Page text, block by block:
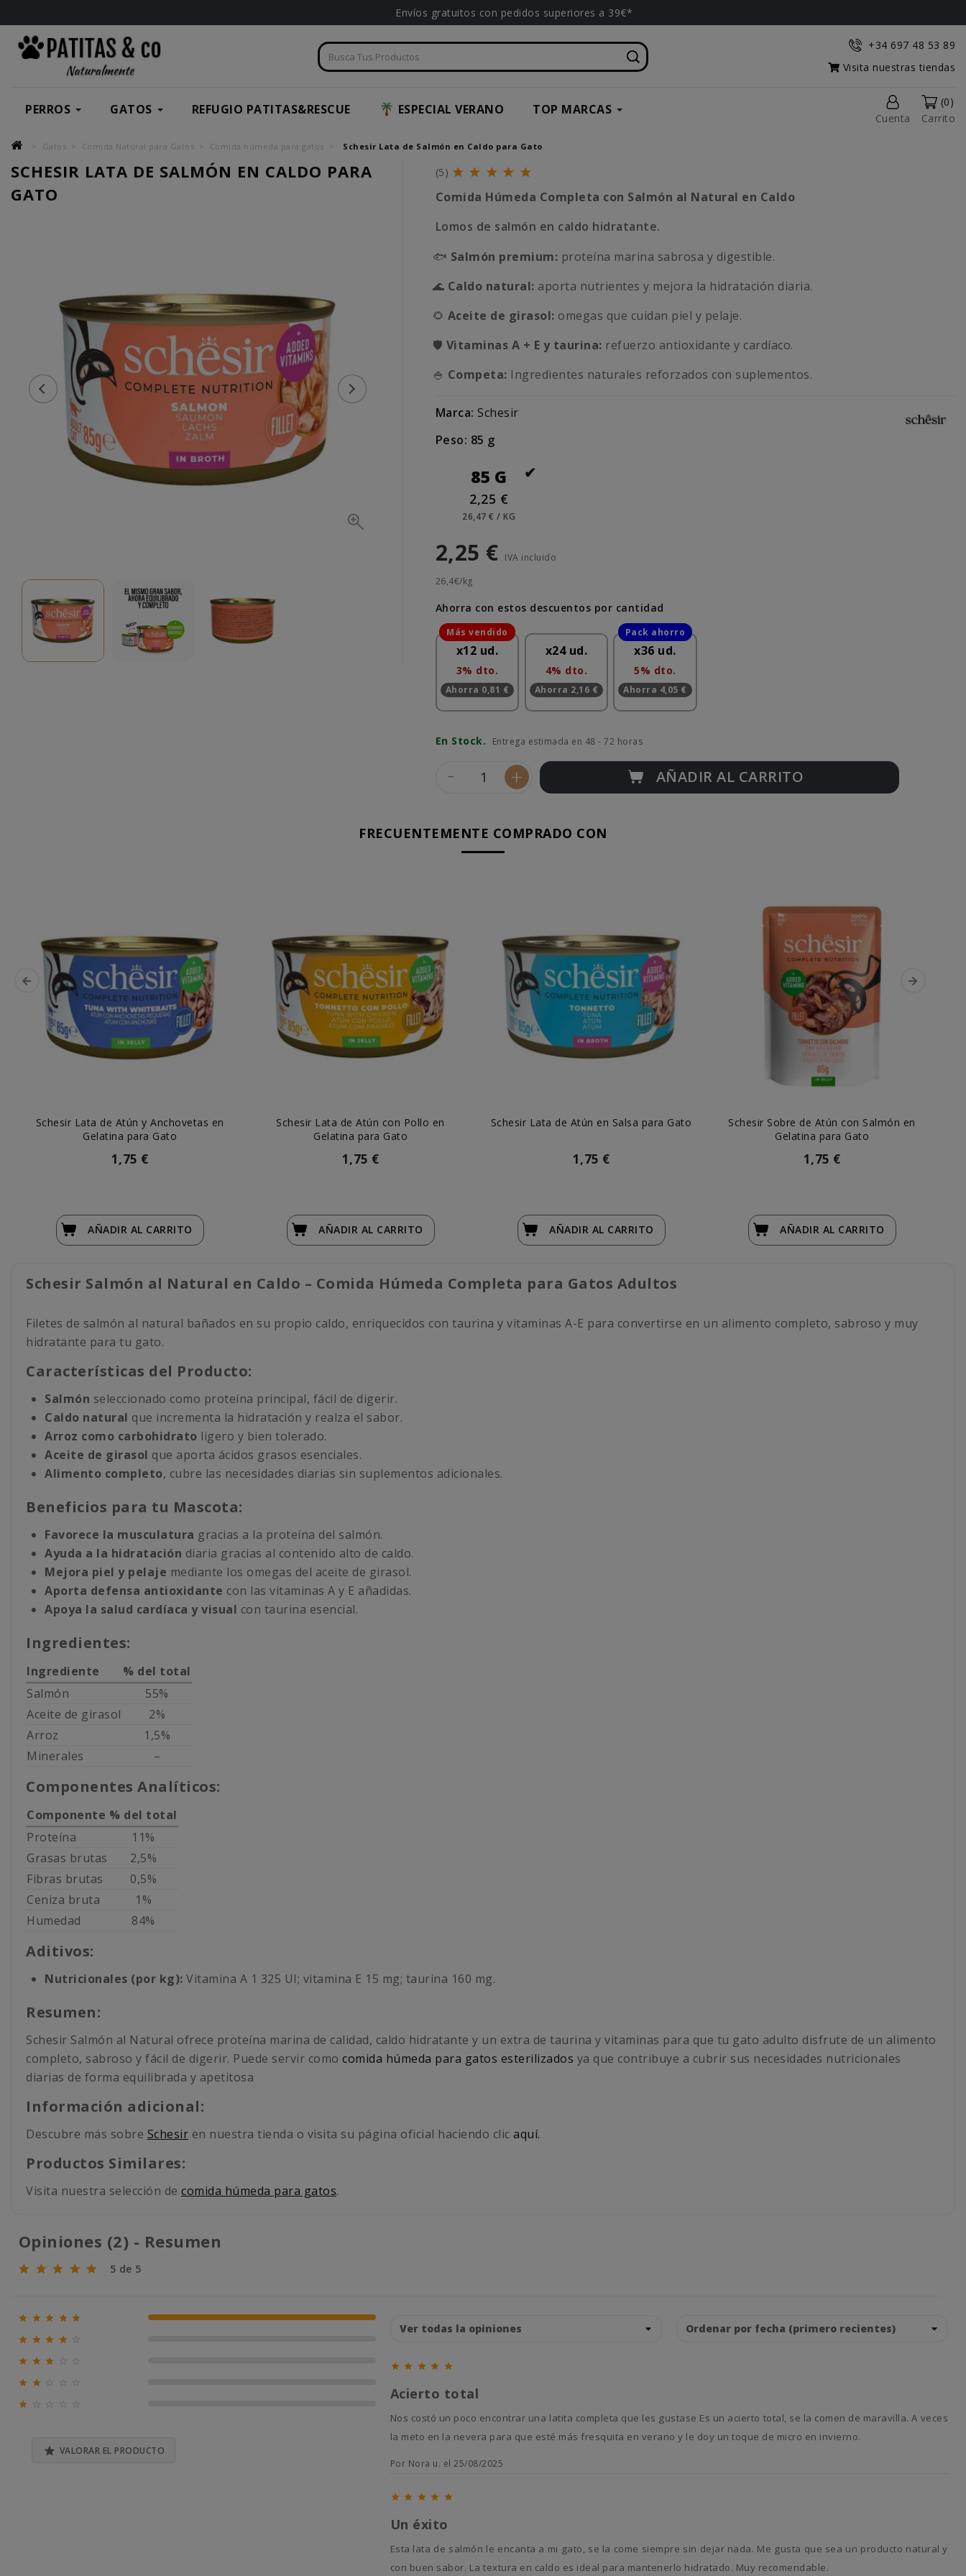
Envíos gratuitos con pedidos superiores a 39€*
+34 697 48 53 89
Visita nuestras tiendas
PERROS GATOS REFUGIO PATITAS&RESCUE ESPECIAL VERANO TOP MARCAS
Cuenta
(0)
Carrito
Gatos Comida Natural para Gatos Comida húmeda para gatos Schesir Lata de Salmón en Caldo para Gato
SCHESIR LATA DE SALMÓN EN CALDO PARA
GATO
(5)
Comida Húmeda Completa con Salmón al Natural en Caldo
Lomos de salmón en caldo hidratante.
🐟 Salmón premium: proteína marina sabrosa y digestible.
🌊 Caldo natural: aporta nutrientes y mejora la hidratación diaria.
🌻 Aceite de girasol: omegas que cuidan piel y pelaje.
🛡 Vitaminas A + E y taurina: refuerzo antioxidante y cardíaco.
🍚 Competa: Ingredientes naturales reforzados con suplementos.
Marca: Schesir
Peso: 85 g
85 G
2,25 €
26,47 € / KG
2,25 € IVA incluido
26,4€/kg
Ahorra con estos descuentos por cantidad
x12 ud.
3% dto.
Ahorra 0,81 €
x24 ud.
4% dto.
Ahorra 2,16 €
x36 ud.
5% dto.
Ahorra 4,05 €
En Stock. Entrega estimada en 48 - 72 horas
- + AÑADIR AL CARRITO
FRECUENTEMENTE COMPRADO CON
Schesir Lata de Atún y Anchovetas en
Gelatina para Gato
1,75 €
AÑADIR AL CARRITO
Schesir Lata de Atún con Pollo en
Gelatina para Gato
1,75 €
AÑADIR AL CARRITO
Schesir Lata de Atún en Salsa para Gato
1,75 €
AÑADIR AL CARRITO
Schesir Sobre de Atún con Salmón en
Gelatina para Gato
1,75 €
AÑADIR AL CARRITO
Schesir Salmón al Natural en Caldo – Comida Húmeda Completa para Gatos Adultos
Filetes de salmón al natural bañados en su propio caldo, enriquecidos con taurina y vitaminas A-E para convertirse en un alimento completo, sabroso y muy
hidratante para tu gato.
Características del Producto:
Salmón seleccionado como proteína principal, fácil de digerir.
Caldo natural que incrementa la hidratación y realza el sabor.
Arroz como carbohidrato ligero y bien tolerado.
Aceite de girasol que aporta ácidos grasos esenciales.
Alimento completo, cubre las necesidades diarias sin suplementos adicionales.
Beneficios para tu Mascota:
Favorece la musculatura gracias a la proteína del salmón.
Ayuda a la hidratación diaria gracias al contenido alto de caldo.
Mejora piel y pelaje mediante los omegas del aceite de girasol.
Aporta defensa antioxidante con las vitaminas A y E añadidas.
Apoya la salud cardíaca y visual con taurina esencial.
Ingredientes:
Ingrediente
% del total
Salmón
55%
Aceite de girasol
2%
Arroz
1,5%
Minerales
–
Componentes Analíticos:
Componente % del total
Proteína
11%
Grasas brutas
2,5%
Fibras brutas
0,5%
Ceniza bruta
1%
Humedad
84%
Aditivos:
Nutricionales (por kg): Vitamina A 1 325 UI; vitamina E 15 mg; taurina 160 mg.
Resumen:
Schesir Salmón al Natural ofrece proteína marina de calidad, caldo hidratante y un extra de taurina y vitaminas para que tu gato adulto disfrute de un alimento
completo, sabroso y fácil de digerir. Puede servir como comida húmeda para gatos esterilizados ya que contribuye a cubrir sus necesidades nutricionales
diarias de forma equilibrada y apetitosa
Información adicional:
Descubre más sobre Schesir en nuestra tienda o visita su página oficial haciendo clic aquí.
Productos Similares:
Visita nuestra selección de comida húmeda para gatos.
Opiniones (2) - Resumen
5 de 5
     100% (2)
   
  
 

 VALORAR EL PRODUCTO
    
Acierto total
Nos costó un poco encontrar una latita completa que les gustase Es un acierto total, se la comen de maravilla. A veces
la meto en la nevera para que esté más fresquita en verano y le doy un toque de micro en invierno.
Por Nora u. el 25/08/2025
    
Un éxito
Esta lata de salmón le encanta a mi gato, se la come siempre sin dejar nada. Me gusta que sea un producto natural y
con buen sabor. La textura en caldo es ideal para mantenerlo hidratado. Muy recomendable.